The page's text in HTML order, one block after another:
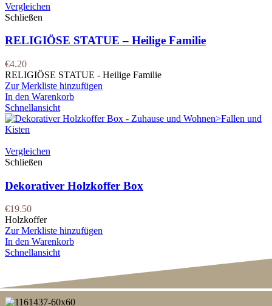
Vergleichen
Schließen
RELIGIÖSE STATUE – Heilige Familie
€4.20
RELIGIÖSE STATUE - Heilige Familie
Zur Merkliste hinzufügen
In den Warenkorb
Schnellansicht
Vergleichen
Schließen
Dekorativer Holzkoffer Box
€19.50
Holzkoffer
Zur Merkliste hinzufügen
In den Warenkorb
Schnellansicht